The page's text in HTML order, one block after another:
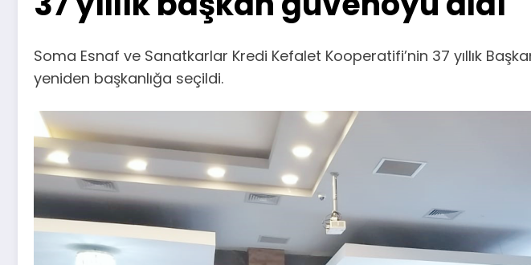
Soma Esnaf ve Sanatkarlar Kredi Kefalet Kooperatifi’nin 37 yıllık
yeniden başkanlığa seçildi.